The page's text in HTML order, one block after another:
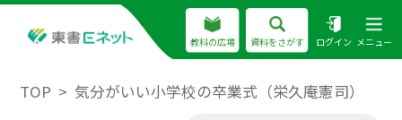
教科の広場 資料をさがす ログイン メニュー
TOP 気分がいい小学校の卒業式（栄久庵憲司）